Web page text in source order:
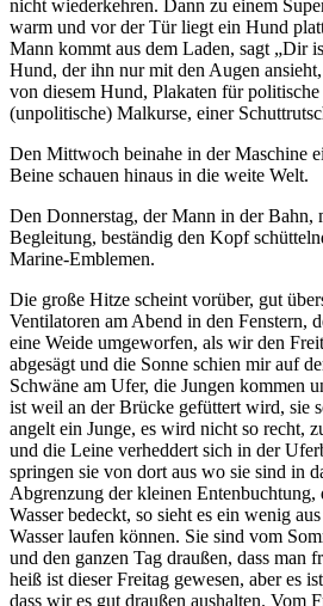
nicht wiederkehren. Dann zu einem
warm und vor der Tür liegt ein Hund
Mann kommt aus dem Laden, sagt „Dir
Hund, der ihn nur mit den Augen
von diesem Hund, Plakaten für
(unpolitische) Malkurse, einer
Den Mittwoch beinahe in der Maschine
Beine schauen hinaus in die weite Welt.
Den Donnerstag, der Mann in der Bahn,
Begleitung, beständig den Kopf
Marine-Emblemen.
Die große Hitze scheint vorüber, gut
Ventilatoren am Abend in den Fenstern,
eine Weide umgeworfen, als wir den
abgesägt und die Sonne schien mir auf
Schwäne am Ufer, die Jungen kommen
ist weil an der Brücke gefüttert wird, sie
angelt ein Junge, es wird nicht so recht,
und die Leine verheddert sich in der
springen sie von dort aus wo sie sind in
Abgrenzung der kleinen Entenbuchtung,
Wasser bedeckt, so sieht es ein wenig
Wasser laufen können. Sie sind vom
und den ganzen Tag draußen, dass man
heiß ist dieser Freitag gewesen, aber es
dass wir es gut draußen aushalten. Vom